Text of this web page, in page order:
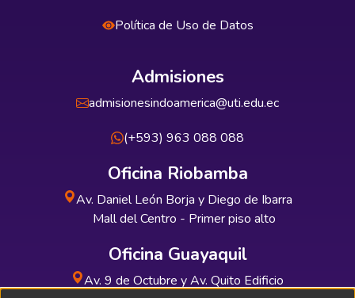
Política de Uso de Datos
Admisiones
admisionesindoamerica@uti.edu.ec
(+593) 963 088 088
Oficina Riobamba
Av. Daniel León Borja y Diego de Ibarra
Mall del Centro - Primer piso alto
Oficina Guayaquil
Av. 9 de Octubre y Av. Quito Edificio